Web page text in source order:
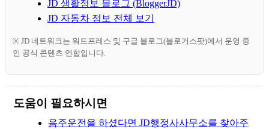
JD 생활정보 블로그 (BloggerJD)
JD 자동차 정보 전체 보기
※ JD 네트워크는 워드프레스 및 구글 블로그(블로거스팟)에서 운영 중
인 공식 콘텐츠 연합입니다.
도움이 필요하시면
음주운전을 하셨다면 JD행정사사무소를 찾아주